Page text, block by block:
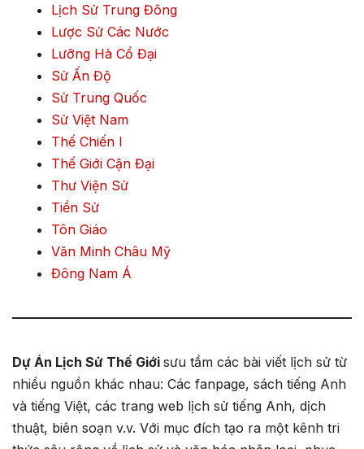
Lịch Sử Trung Đông
Lược Sử Các Nước
Lưỡng Hà Cổ Đại
Sử Ấn Độ
Sử Trung Quốc
Sử Việt Nam
Thế Chiến I
Thế Giới Cận Đại
Thư Viện Sử
Tiền Sử
Tôn Giáo
Văn Minh Châu Mỹ
Đông Nam Á
Dự Án Lịch Sử Thế Giới sưu tầm các bài viết lịch sử từ
nhiều nguồn khác nhau: Các fanpage, sách tiếng Anh
và tiếng Việt, các trang web lịch sử tiếng Anh, dịch
thuật, biên soạn v.v. Với mục đích tạo ra một kênh tri